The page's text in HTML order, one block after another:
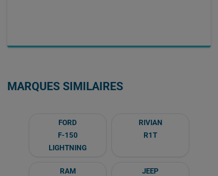
MARQUES SIMILAIRES
FORD
F-150
LIGHTNING
RIVIAN
R1T
RAM
JEEP